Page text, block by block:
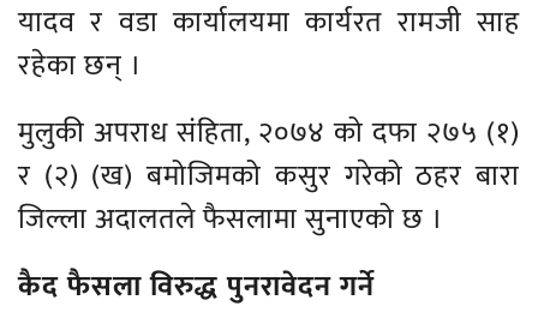
यादव र वडा कार्यालयमा कार्यरत रामजी साह
रहेका छन् ।
मुलुकी अपराध संहिता, २०७४ को दफा २७५ (१)
र (२) (ख) बमोजिमको कसुर गरेको ठहर बारा
जिल्ला अदालतले फैसलामा सुनाएको छ ।
कैद फैसला विरुद्ध पुनरावेदन गर्ने